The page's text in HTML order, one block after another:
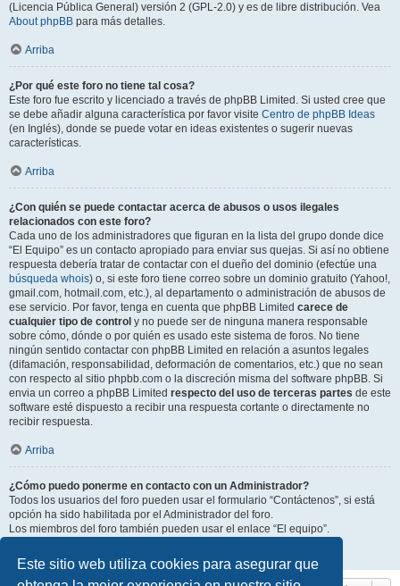
Este sitio web utiliza cookies para asegurar que
(Licencia Pública General) versión 2 (GPL-2.0) y es de libre distribución. Vea
About phpBB para más detalles.
Arriba
¿Por qué este foro no tiene tal cosa?
Este foro fue escrito y licenciado a través de phpBB Limited. Si usted cree que
se debe añadir alguna característica por favor visite Centro de phpBB Ideas
(en Inglés), donde se puede votar en ideas existentes o sugerir nuevas
características.
Arriba
¿Con quién se puede contactar acerca de abusos o usos ilegales
relacionados con este foro?
Cada uno de los administradores que figuran en la lista del grupo donde dice
“El Equipo” es un contacto apropiado para enviar sus quejas. Si así no obtiene
respuesta debería tratar de contactar con el dueño del dominio (efectúe una
búsqueda whois) o, si este foro tiene correo sobre un dominio gratuito (Yahoo!,
gmail.com, hotmail.com, etc.), al departamento o administración de abusos de
ese servicio. Por favor, tenga en cuenta que phpBB Limited carece de
cualquier tipo de control y no puede ser de ninguna manera responsable
sobre cómo, dónde o por quién es usado este sistema de foros. No tiene
ningún sentido contactar con phpBB Limited en relación a asuntos legales
(difamación, responsabilidad, deformación de comentarios, etc.) que no sean
con respecto al sitio phpbb.com o la discreción misma del software phpBB. Si
envia un correo a phpBB Limited respecto del uso de terceras partes de este
software esté dispuesto a recibir una respuesta cortante o directamente no
recibir respuesta.
Arriba
¿Cómo puedo ponerme en contacto con un Administrador?
Todos los usuarios del foro pueden usar el formulario “Contáctenos”, si está
opción ha sido habilitada por el Administrador del foro.
Los miembros del foro también pueden usar el enlace “El equipo”.
Arriba